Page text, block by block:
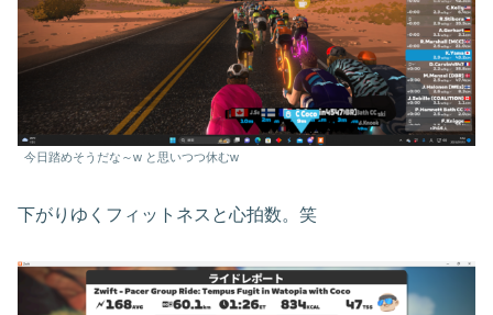
今日踏めそうだな～w と思いつつ休むw
下がりゆくフィットネスと心拍数。笑